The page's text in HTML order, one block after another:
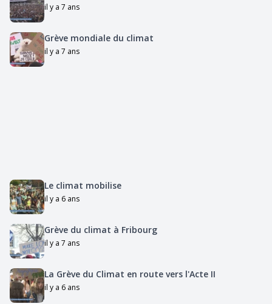
il y a 7 ans
Grève mondiale du climat
il y a 7 ans
Le climat mobilise
il y a 6 ans
Grève du climat à Fribourg
il y a 7 ans
La Grève du Climat en route vers l'Acte II
il y a 6 ans